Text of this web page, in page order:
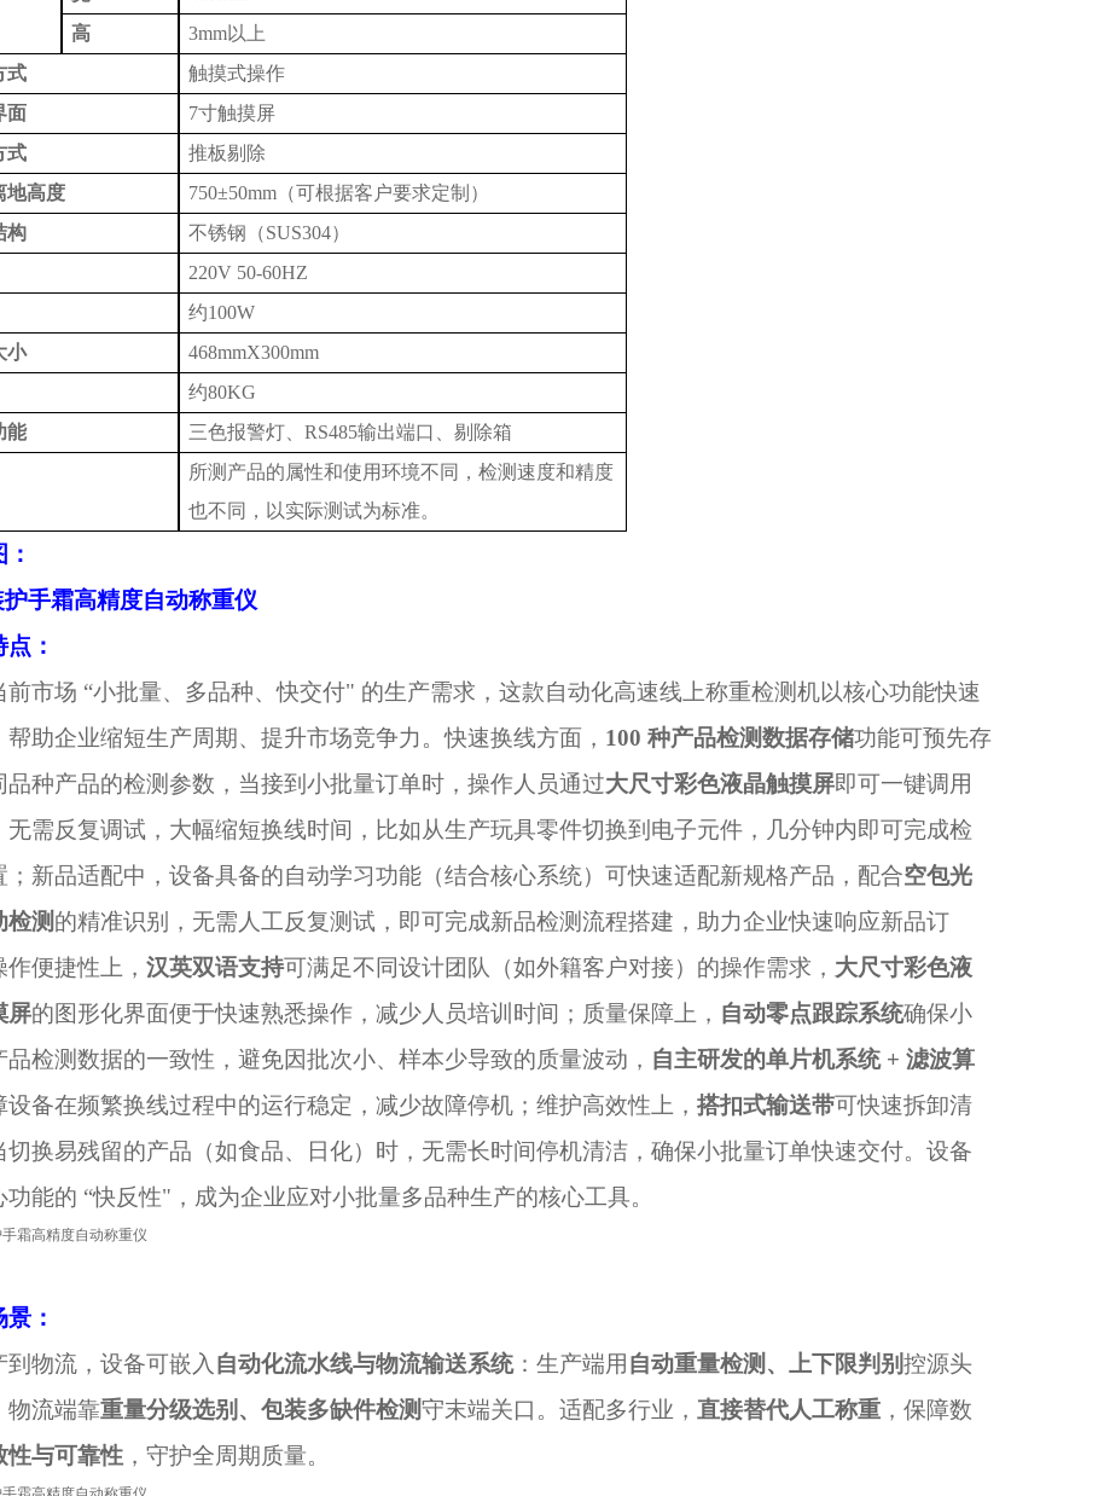
高
3mm以上
式
触摸式操作
面
7寸触摸屏
式
推板剔除
地高度
750±50mm（可根据客户要求定制）
构
不锈钢（SUS304）
220V 50-60HZ
约100W
小
468mmX300mm
约80KG
能
三色报警灯、 RS485输出端口、剔除箱
所测产品的属性和使用环境不同，检测速度和精度
也不同 ，以实际测试为标准。
：
前市场 “小批量、多品种、快交付" 的生产需求，这款自动化高速线上称重检测机以核心功能快速
帮助企业缩短生产周期、提升市场竞争力。快速换线方面， 100 种产品检测数据存储功能可预先存
品种产品的检测参数，当接到小批量订单时，操作人员通过大尺寸彩色液晶触摸屏即可一键调用
无需反复调试，大幅缩短换线时间，比如从生产玩具零件切换到电子元件，几分钟内即可完成检
；新品适配中，设备具备的自动学习功能（结合核心系统）可快速适配新规格产品，配合空包光
检测的精准识别，无需人工反复测试，即可完成新品检测流程搭建，助力企业快速响应新品订
便捷性上， 汉英双语支持可满足不同设计团队（如外籍客户对接）的操作需求， 大尺寸彩色液
屏的图形化界面便于快速熟悉操作，减少人员培训时间；质量保障上， 自动零点跟踪系统确保小
品检测数据的一致性，避免因批次小、样本少导致的质量波动， 自主研发的单片机系统 + 滤波算
设备在频繁换线过程中的运行稳定，减少故障停机；维护高效性上， 搭扣式输送带可快速拆卸清
切换易残留的产品（如食品、日化）时，无需长时间停机清洁，确保小批量订单快速交付。设备
功能的 “快反性"，成为企业应对小批量多品种生产的核心工具。
：
到物流，设备可嵌入 自动化流水线与物流输送系统：生产端用 自动重量检测、上下限判别控源头
物流端靠重量分级选别、包装多缺件检测守末端关口。适配多行业， 直接替代人工称重 ，保障数
性与可靠性 ，守护全周期质量。